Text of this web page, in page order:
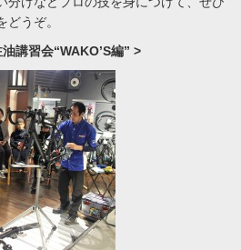
うぞ。
講習会“WAKO’S編” >